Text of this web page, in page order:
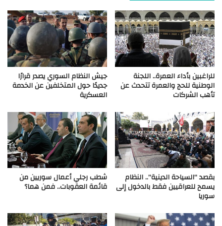
للراغبين بأداء العمرة.. اللجنة
الوطنية للحج والعمرة تتحدث عن
تأهب الشركات
جيش النظام السوري يصدر قرارًا
جديدًا حول المتخلفين عن الخدمة
العسكرية
بقصد “السياحة الدينية”.. النظام
يسمح للعراقيين فقط بالدخول إلى
سوريا
شطب رجلي أعمال سوريين من
قائمة العقوبات.. فمن هما؟